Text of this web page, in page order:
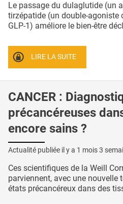
Le passage du dulaglutide (un
tirzépatide (un double-agoniste
GLP-1) améliore le bien-être
LIRE LA SUITE
CANCER :
précancéreuses
encore sains ?
Actualité publiée il y a 1 mois 3
Ces scientifiques de la Weill
parviennent, avec une nouvelle
états précancéreux dans des